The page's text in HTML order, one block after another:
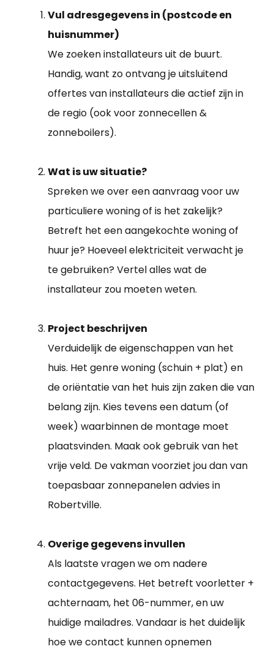
Vul adresgegevens in (postcode en
huisnummer)
We zoeken installateurs uit de buurt.
Handig, want zo ontvang je uitsluitend
offertes van installateurs die actief zijn in
de regio (ook voor zonnecellen &
zonneboilers).
Wat is uw situatie?
Spreken we over een aanvraag voor uw
particuliere woning of is het zakelijk?
Betreft het een aangekochte woning of
huur je? Hoeveel elektriciteit verwacht je
te gebruiken? Vertel alles wat de
installateur zou moeten weten.
Project beschrijven
Verduidelijk de eigenschappen van het
huis. Het genre woning (schuin + plat) en
de oriëntatie van het huis zijn zaken die van
belang zijn. Kies tevens een datum (of
week) waarbinnen de montage moet
plaatsvinden. Maak ook gebruik van het
vrije veld. De vakman voorziet jou dan van
toepasbaar zonnepanelen advies in
Robertville.
Overige gegevens invullen
Als laatste vragen we om nadere
contactgegevens. Het betreft voorletter +
achternaam, het 06-nummer, en uw
huidige mailadres. Vandaar is het duidelijk
hoe we contact kunnen opnemen